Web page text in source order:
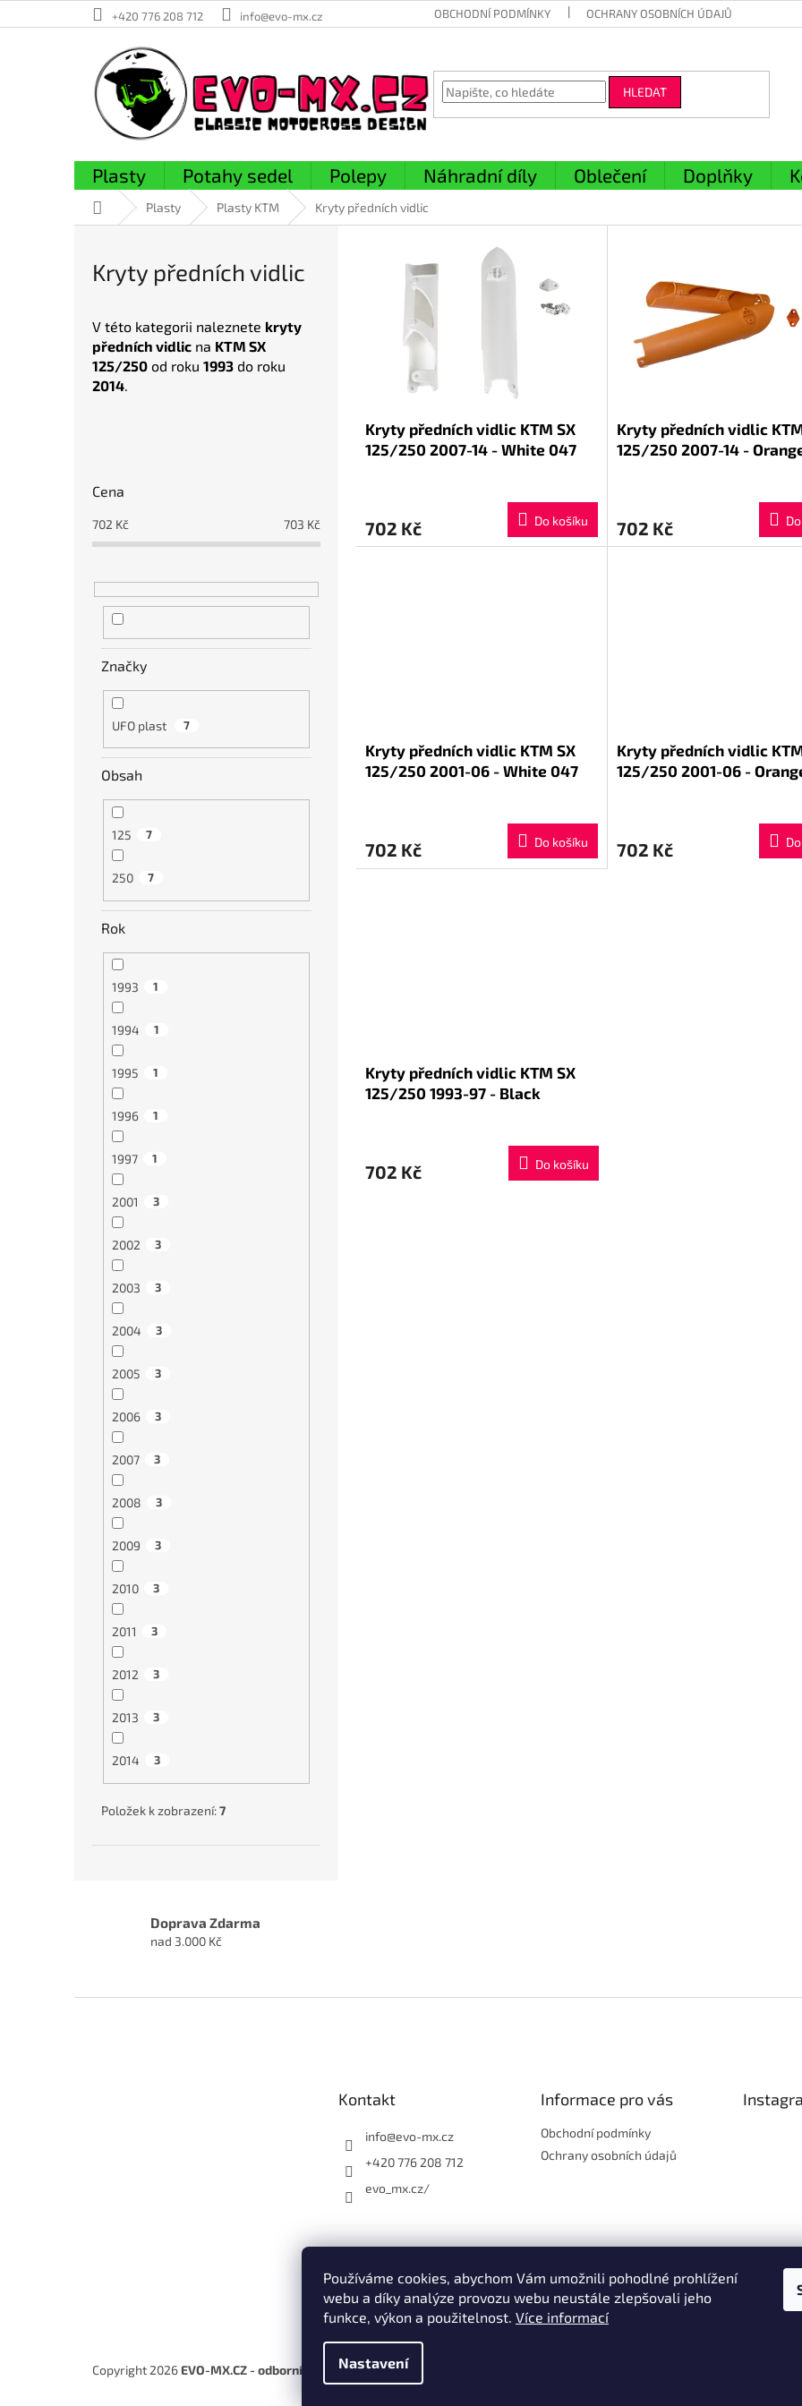
Používáme cookies, abychom Vám umožnili pohodlné prohlížení
webu a díky analýze provozu webu neustále zlepšovali jeho
funkce, výkon a použitelnost. Více informací
Nastavení
na
+420 776 208 712 info@evo-mx.cz OBCHODNÍ PODMÍNKY OCHRANY OSOBNÍCH ÚDAJŮ
HLEDAT
Plasty Potahy sedel Polepy Náhradní díly Oblečení Doplňky
Domů Plasty Plasty KTM Kryty předních vidlic
Kryty předních vidlic
V této kategorii naleznete kryty
předních vidlic na KTM SX
125/250 od roku 1993 do roku
2014.
Cena
702 Kč 703 Kč
Značky
UFO plast 7
Obsah
125 7
250 7
Rok
1993 1
1994 1
1995 1
1996 1
1997 1
2001 3
2002 3
2003 3
2004 3
2005 3
2006 3
2007 3
2008 3
2009 3
2010 3
2011 3
2012 3
2013 3
2014 3
Položek k zobrazení:7
Kryty předních vidlic KTM SX
125/250 2007-14 - White 047
702 Kč Do košíku
Kryty předních vidlic
125/250 2007-14 -
702 Kč
Kryty předních vidlic KTM SX
125/250 2001-06 - White 047
702 Kč Do košíku
Kryty předních vidlic
125/250 2001-06 -
702 Kč
Kryty předních vidlic KTM SX
125/250 1993-97 - Black
702 Kč Do košíku
Doprava Zdarma
nad 3.000 Kč
Kontakt
info@evo-mx.cz
+420 776 208 712
evo_mx.cz/
Informace pro vás
Obchodní podmínky
Ochrany osobních údajů
Copyright 2026 EVO-MX.CZ - odborníci na motocykly EVO | Plasty, Potahy, Polepy, Oblečení & Doplňky